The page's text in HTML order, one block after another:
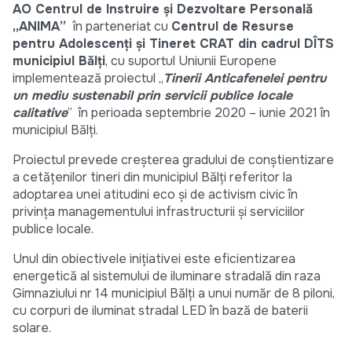
AO Centrul de Instruire și Dezvoltare Personală
„ANIMA” în parteneriat cu Centrul de Resurse
pentru Adolescenți și Tineret CRAT din cadrul DÎTS
municipiul Bălți, cu suportul Uniunii Europene
implementează proiectul „Tinerii Anticafenelei pentru
un mediu sustenabil prin servicii publice locale
calitative” în perioada septembrie 2020 – iunie 2021 în
municipiul Bălți.
Proiectul prevede creșterea gradului de conștientizare
a cetățenilor tineri din municipiul Bălți referitor la
adoptarea unei atitudini eco și de activism civic în
privința managementului infrastructurii și serviciilor
publice locale.
Unul din obiectivele inițiativei este eficientizarea
energetică al sistemului de iluminare stradală din raza
Gimnaziului nr 14 municipiul Bălți a unui număr de 8 piloni,
cu corpuri de iluminat stradal LED în bază de baterii
solare.